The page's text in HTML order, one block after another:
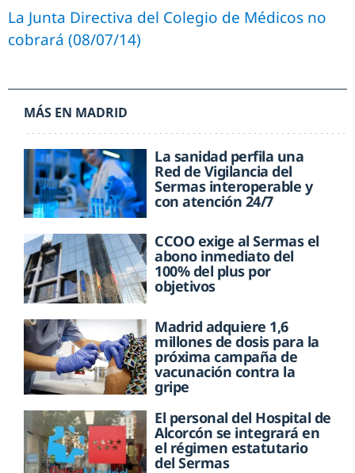
La Junta Directiva del Colegio de Médicos no
cobrará (08/07/14)
MÁS EN MADRID
La sanidad perfila una
Red de Vigilancia del
Sermas interoperable y
con atención 24/7
CCOO exige al Sermas el
abono inmediato del
100% del plus por
objetivos
Madrid adquiere 1,6
millones de dosis para la
próxima campaña de
vacunación contra la
gripe
El personal del Hospital de
Alcorcón se integrará en
el régimen estatutario
del Sermas